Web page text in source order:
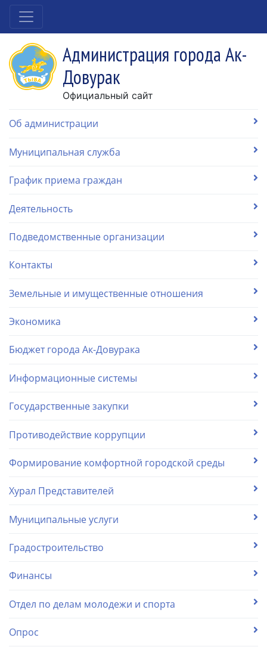
Администрация города Ак-
Довурак
Официальный сайт
Об администрации
Муниципальная служба
График приема граждан
Деятельность
Подведомственные организации
Контакты
Земельные и имущественные отношения
Экономика
Бюджет города Ак-Довурака
Информационные системы
Государственные закупки
Противодействие коррупции
Формирование комфортной городской среды
Хурал Представителей
Муниципальные услуги
Градостроительство
Финансы
Отдел по делам молодежи и спорта
Опрос